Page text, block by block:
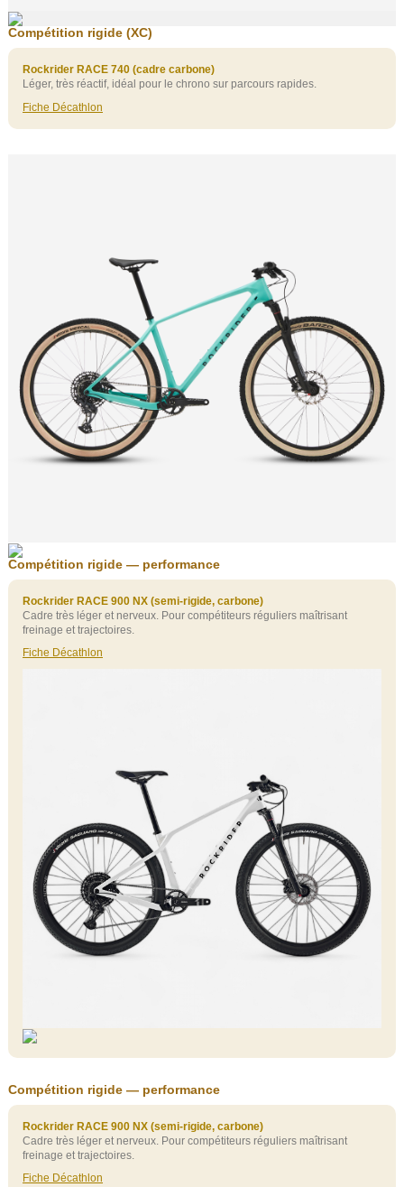
Compétition rigide (XC)
Rockrider RACE 740 (cadre carbone)
Léger, très réactif, idéal pour le chrono sur parcours rapides.
Fiche Décathlon
Compétition rigide — performance
Rockrider RACE 900 NX (semi‑rigide, carbone)
Cadre très léger et nerveux. Pour compétiteurs réguliers maîtrisant
freinage et trajectoires.
Fiche Décathlon
Compétition rigide — performance
Rockrider RACE 900 NX (semi‑rigide, carbone)
Cadre très léger et nerveux. Pour compétiteurs réguliers maîtrisant
freinage et trajectoires.
Fiche Décathlon